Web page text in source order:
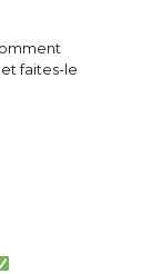
faites-le